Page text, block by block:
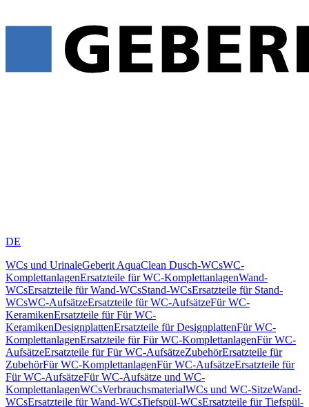
DE
WCs und UrinaleGeberit AquaClean Dusch-WCsWC-
KomplettanlagenErsatzteile für WC-KomplettanlagenWand-
WCsErsatzteile für Wand-WCsStand-WCsErsatzteile für Stand-
WCsWC-AufsätzeErsatzteile für WC-AufsätzeFür WC-
KeramikenErsatzteile für Für WC-
KeramikenDesignplattenErsatzteile für DesignplattenFür WC-
KomplettanlagenErsatzteile für Für WC-KomplettanlagenFür WC-
AufsätzeErsatzteile für Für WC-AufsätzeZubehörErsatzteile für
ZubehörFür WC-KomplettanlagenFür WC-AufsätzeErsatzteile für
Für WC-AufsätzeFür WC-Aufsätze und WC-
KomplettanlagenWCsVerbrauchsmaterialWCs und WC-SitzeWand-
WCsErsatzteile für Wand-WCsTiefspül-WCsErsatzteile für Tiefspül-